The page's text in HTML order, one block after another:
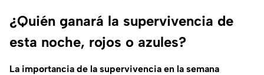
¿Quién ganará la supervivencia de
esta noche, rojos o azules?
La importancia de la supervivencia en la semana